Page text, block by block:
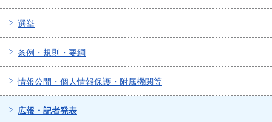
選挙
条例・規則・要綱
情報公開・個人情報保護・附属機関等
広報・記者発表